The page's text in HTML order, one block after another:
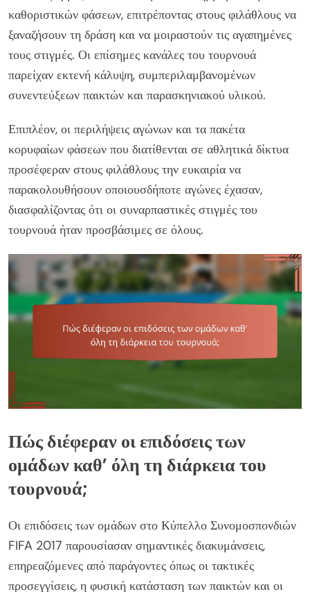
καθοριστικών φάσεων, επιτρέποντας στους φιλάθλους να
ξαναζήσουν τη δράση και να μοιραστούν τις αγαπημένες
τους στιγμές. Οι επίσημες κανάλες του τουρνουά
παρείχαν εκτενή κάλυψη, συμπεριλαμβανομένων
συνεντεύξεων παικτών και παρασκηνιακού υλικού.
Επιπλέον, οι περιλήψεις αγώνων και τα πακέτα
κορυφαίων φάσεων που διατίθενται σε αθλητικά δίκτυα
προσέφεραν στους φιλάθλους την ευκαιρία να
παρακολουθήσουν οποιουσδήποτε αγώνες έχασαν,
διασφαλίζοντας ότι οι συναρπαστικές στιγμές του
τουρνουά ήταν προσβάσιμες σε όλους.
Πώς διέφεραν οι επιδόσεις των
ομάδων καθ’ όλη τη διάρκεια του
τουρνουά;
Οι επιδόσεις των ομάδων στο Κύπελλο Συνομοσπονδιών
FIFA 2017 παρουσίασαν σημαντικές διακυμάνσεις,
επηρεαζόμενες από παράγοντες όπως οι τακτικές
προσεγγίσεις, η φυσική κατάσταση των παικτών και οι